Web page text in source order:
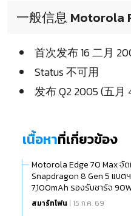
一般信息 Motorola
首次发布 16 二月
Status 不可用
发布 Q2 2005 (五月
เนื้อหาที่เกี่ยวข้อง
Motorola Edge 70 Max จัด
Snapdragon 8 Gen 5 แบต
7,100mAh รองรับชาร์จ
สมาร์ทโฟน | 15 ก.ค. 69